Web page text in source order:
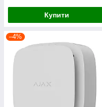
Купити
–4%